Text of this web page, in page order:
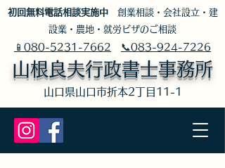
​初回無料電話相談実施中創業相談・会社設立・建
設業・農地・就労ビザのご相談
山根良夫行政書士事務所
​山口県山口市折本2丁目11-1
📱080-5231-7662 📞083-924-7226